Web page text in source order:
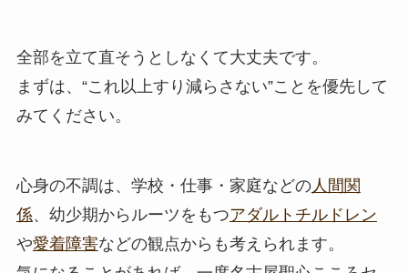
全部を立て直そうとしなくて大丈夫です。
まずは、“これ以上すり減らさない”ことを優先して
みてください。
心身の不調は、学校・仕事・家庭などの人間関
係、幼少期からルーツをもつアダルトチルドレン
や愛着障害などの観点からも考えられます。